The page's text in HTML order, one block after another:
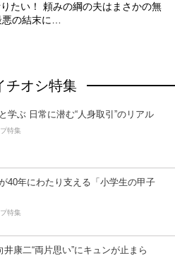
たい！ 頼みの綱の夫はまさかの無
悪の結末に…
チオシ特集
学ぶ 日常に潜む“人身取引”のリアル
特集
40年にわたり支える「小学生の甲子
特集
康二“両片思い”にキュンが止まら